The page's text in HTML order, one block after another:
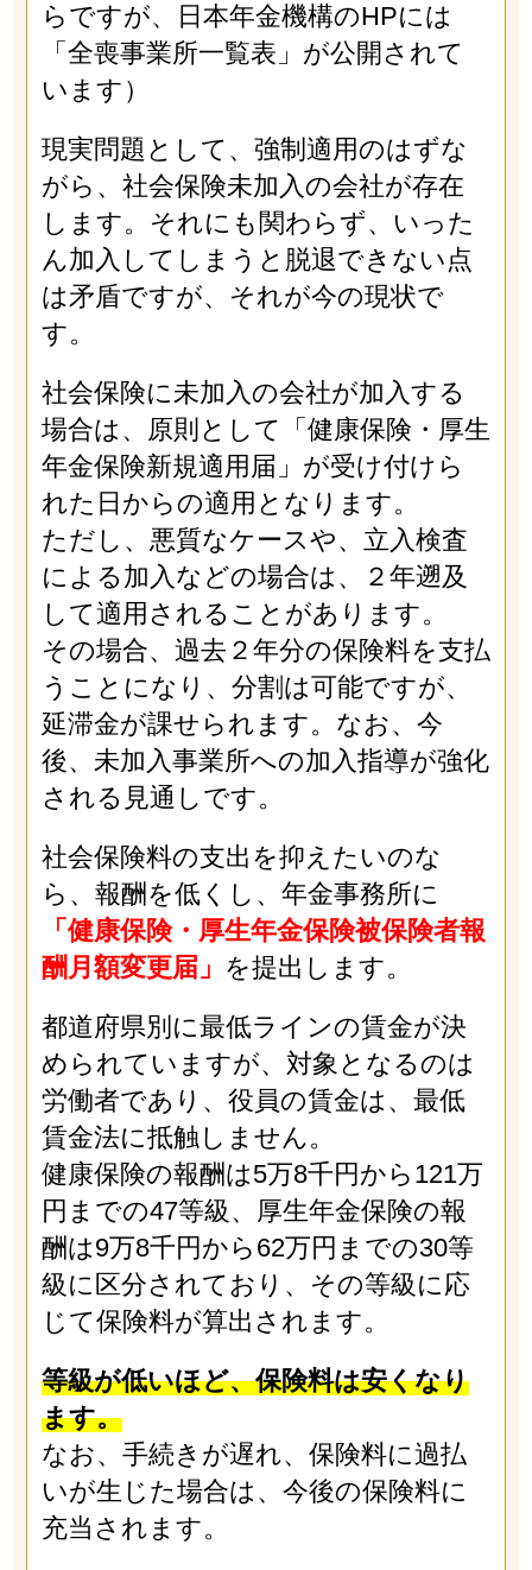
らですが、日本年金機構のHPには
「全喪事業所一覧表」が公開されて
います）
現実問題として、強制適用のはずな
がら、社会保険未加入の会社が存在
します。それにも関わらず、いった
ん加入してしまうと脱退できない点
は矛盾ですが、それが今の現状で
す。
社会保険に未加入の会社が加入する
場合は、原則として「健康保険・厚生
年金保険新規適用届」が受け付けら
れた日からの適用となります。
ただし、悪質なケースや、立入検査
による加入などの場合は、２年遡及
して適用されることがあります。
その場合、過去２年分の保険料を支払
うことになり、分割は可能ですが、
延滞金が課せられます。なお、今
後、未加入事業所への加入指導が強化
される見通しです。
社会保険料の支出を抑えたいのな
ら、報酬を低くし、年金事務所に
「健康保険・厚生年金保険被保険者報
酬月額変更届」 を提出します。
都道府県別に最低ラインの賃金が決
められていますが、対象となるのは
労働者であり、役員の賃金は、最低
賃金法に抵触しません。
健康保険の報酬は5万8千円から121万
円までの47等級、厚生年金保険の報
酬は9万8千円から62万円までの30等
級に区分されており、その等級に応
じて保険料が算出されます。
等級が低いほど、保険料は安くなり
ます。
なお、手続きが遅れ、保険料に過払
いが生じた場合は、今後の保険料に
充当されます。